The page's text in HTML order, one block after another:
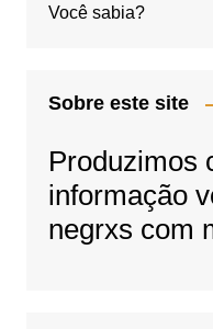
Você sabia?
Sobre este site
Produzimos
informação
negrxs com